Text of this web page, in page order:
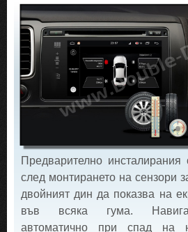
Предварително инсталирания
след монтирането на сензори
двойният дин да показва на
във всяка гума.
автоматично при спад на